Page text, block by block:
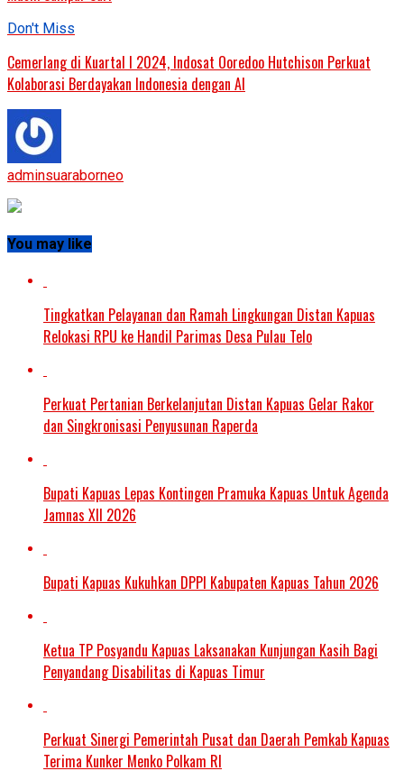
Don't Miss
Cemerlang di Kuartal I 2024, Indosat Ooredoo Hutchison Perkuat
Kolaborasi Berdayakan Indonesia dengan AI
adminsuaraborneo
You may like
Tingkatkan Pelayanan dan Ramah Lingkungan Distan Kapuas
Relokasi RPU ke Handil Parimas Desa Pulau Telo
Perkuat Pertanian Berkelanjutan Distan Kapuas Gelar Rakor
dan Singkronisasi Penyusunan Raperda
Bupati Kapuas Lepas Kontingen Pramuka Kapuas Untuk Agenda
Jamnas XII 2026
Bupati Kapuas Kukuhkan DPPI Kabupaten Kapuas Tahun 2026
Ketua TP Posyandu Kapuas Laksanakan Kunjungan Kasih Bagi
Penyandang Disabilitas di Kapuas Timur
Perkuat Sinergi Pemerintah Pusat dan Daerah Pemkab Kapuas
Terima Kunker Menko Polkam RI